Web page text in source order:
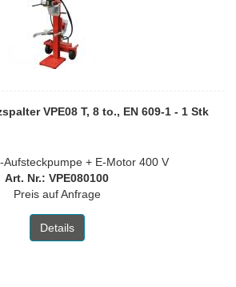
VPE08 T, 8 to., EN 609-1 - 1 Stk
Aufsteckpumpe + E-Motor 400 V
Art. Nr.: VPE080100
Preis auf Anfrage
Details